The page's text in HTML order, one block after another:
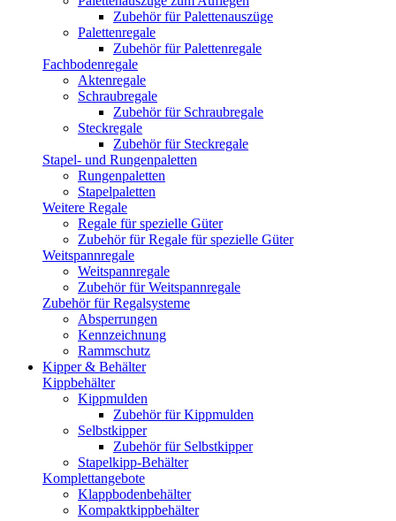
Zubehör für Palettenauszüge
Palettenregale
Zubehör für Palettenregale
Fachbodenregale
Aktenregale
Schraubregale
Zubehör für Schraubregale
Steckregale
Zubehör für Steckregale
Stapel- und Rungenpaletten
Rungenpaletten
Stapelpaletten
Weitere Regale
Regale für spezielle Güter
Zubehör für Regale für spezielle Güter
Weitspannregale
Weitspannregale
Zubehör für Weitspannregale
Zubehör für Regalsysteme
Absperrungen
Kennzeichnung
Rammschutz
Kipper & Behälter
Kippbehälter
Kippmulden
Zubehör für Kippmulden
Selbstkipper
Zubehör für Selbstkipper
Stapelkipp-Behälter
Komplettangebote
Klappbodenbehälter
Kompaktkippbehälter